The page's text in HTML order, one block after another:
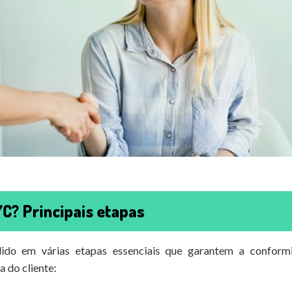
Principais etapas
em várias etapas essenciais que garantem a
do cliente: